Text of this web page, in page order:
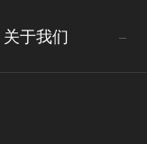
关于我们